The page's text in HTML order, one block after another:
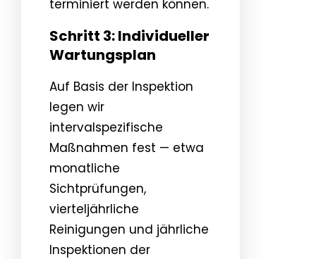
terminiert werden können.
Schritt 3: Individueller
Wartungsplan
Auf Basis der Inspektion
legen wir
intervalspezifische
Maßnahmen fest — etwa
monatliche
Sichtprüfungen,
vierteljährliche
Reinigungen und jährliche
Inspektionen der